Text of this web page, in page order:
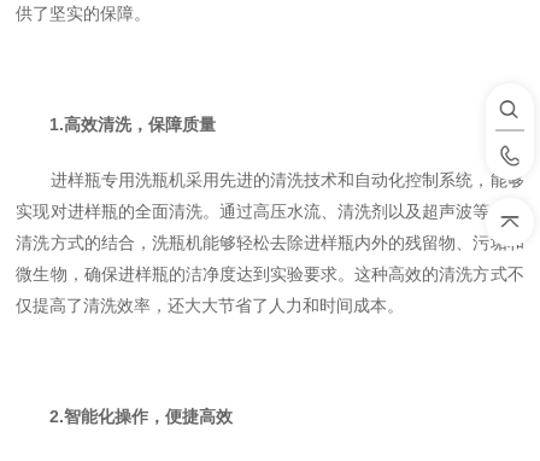
供了坚实的保障。
1.高效清洗，保障质量
进样瓶专用洗瓶机采用先进的清洗技术和自动化控制系统，能够
实现对进样瓶的全面清洗。通过高压水流、清洗剂以及超声波等多种
清洗方式的结合，洗瓶机能够轻松去除进样瓶内外的残留物、污垢和
微生物，确保进样瓶的洁净度达到实验要求。这种高效的清洗方式不
仅提高了清洗效率，还大大节省了人力和时间成本。
2.智能化操作，便捷高效